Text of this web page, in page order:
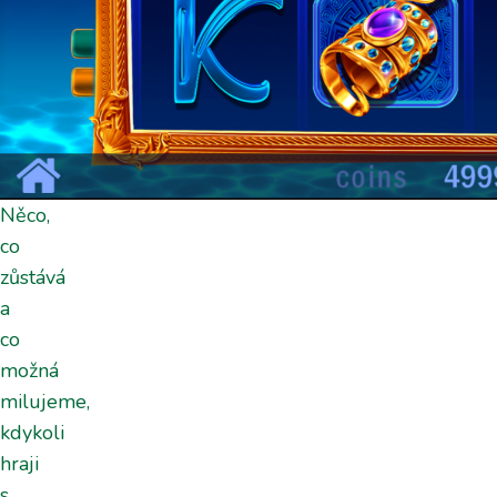
Něco,
co
zůstává
a
co
možná
milujeme,
kdykoli
hraji